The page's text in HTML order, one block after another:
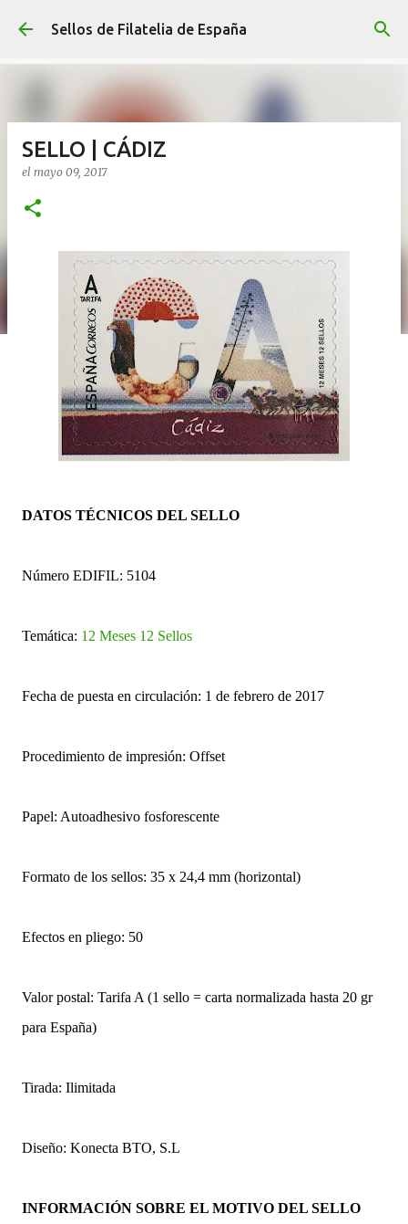
Ir al contenido principal
Sellos de Filatelia de España
SELLO | CÁDIZ
el mayo 09, 2017
DATOS TÉCNICOS DEL SELLO
Número EDIFIL: 5104
Temática: 12 Meses 12 Sellos
Fecha de puesta en circulación: 1 de febrero de 2017
Procedimiento de impresión: Offset
Papel: Autoadhesivo fosforescente
Formato de los sellos: 35 x 24,4 mm (horizontal)
Efectos en pliego: 50
Valor postal: Tarifa A (1 sello = carta normalizada hasta 20 gr
para España)
Tirada: Ilimitada
Diseño: Konecta BTO, S.L
INFORMACIÓN SOBRE EL MOTIVO DEL SELLO